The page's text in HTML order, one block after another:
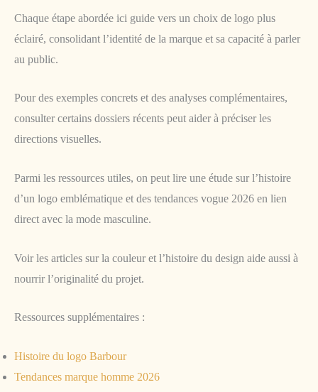
Chaque étape abordée ici guide vers un choix de logo plus
éclairé, consolidant l’identité de la marque et sa capacité à parler
au public.
Pour des exemples concrets et des analyses complémentaires,
consulter certains dossiers récents peut aider à préciser les
directions visuelles.
Parmi les ressources utiles, on peut lire une étude sur l’histoire
d’un logo emblématique et des tendances vogue 2026 en lien
direct avec la mode masculine.
Voir les articles sur la couleur et l’histoire du design aide aussi à
nourrir l’originalité du projet.
Ressources supplémentaires :
Histoire du logo Barbour
Tendances marque homme 2026